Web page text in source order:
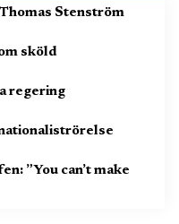
Stenström
sköld
regering
”You can’t make